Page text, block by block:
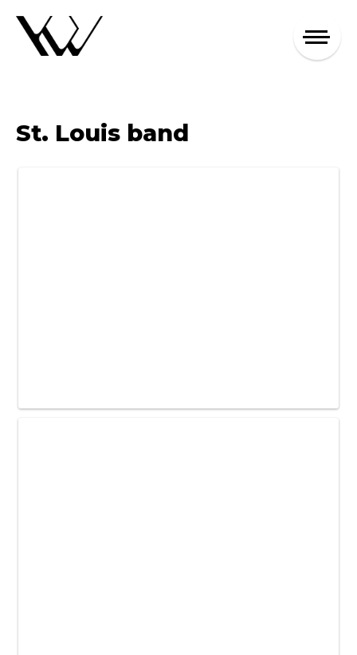
St. Louis band